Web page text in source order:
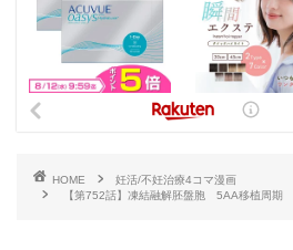
HOME
妊活/不妊治療4コマ漫画
【第752話】凍結融解胚盤胞 5AA移植周